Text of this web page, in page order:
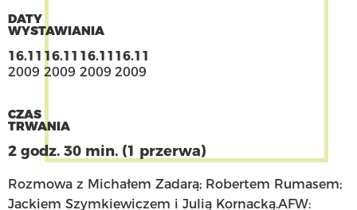
DATY
WYSTAWIANIA
16.11
2009
16.11
2009
16.11
2009
16.11
2009
CZAS
TRWANIA
2 godz. 30 min. (1 przerwa)
Rozmowa z Michałem Zadarą; Robertem Rumasem;
Jackiem Szymkiewiczem i Julią Kornacką.AFW: